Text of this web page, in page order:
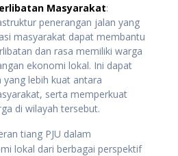
Masyarakat:
penerangan jalan yang
masyarakat dapat membantu
dan rasa memiliki warga
ekonomi lokal. Ini dapat
lebih kuat antara
serta memperkuat
di wilayah tersebut.
tiang PJU dalam
lokal dari berbagai perspektif